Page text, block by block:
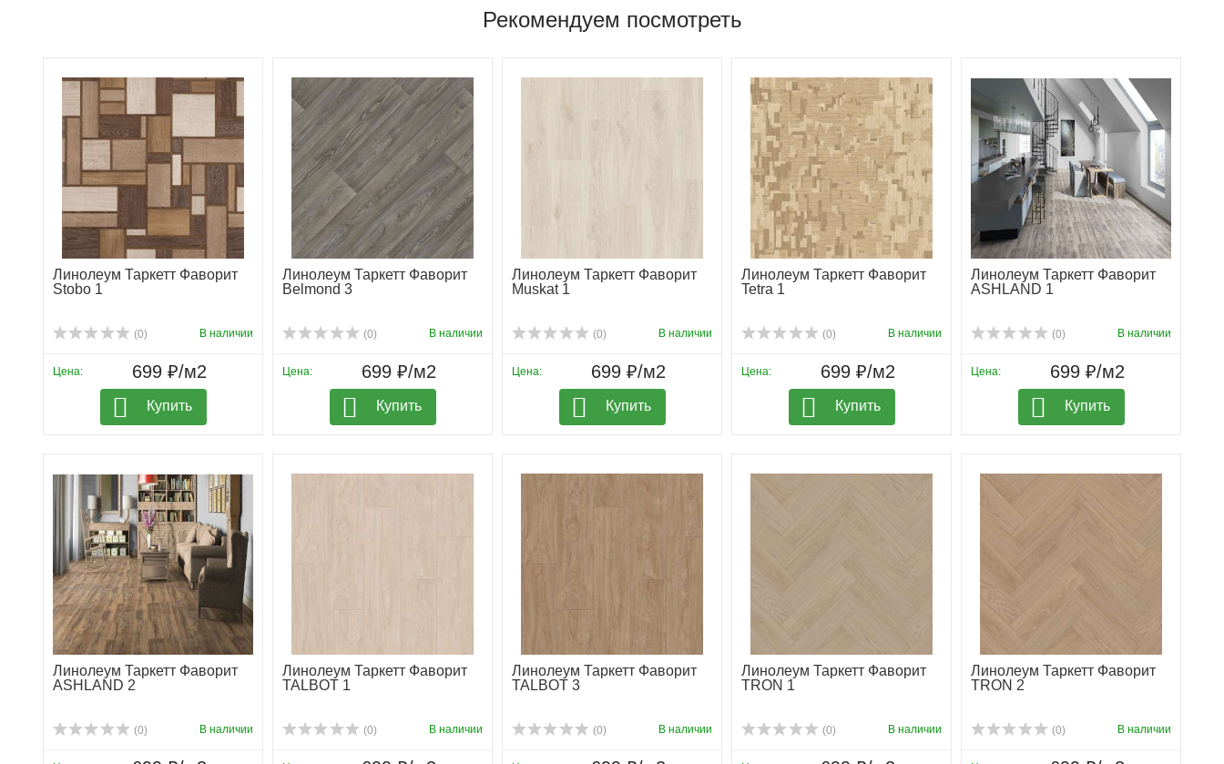
Рекомендуем посмотреть
Линолеум Таркетт Фаворит
Stobo 1
(0) В наличии
Цена: 699 ₽/м2
Купить
Линолеум Таркетт Фаворит
Belmond 3
(0) В наличии
Цена: 699 ₽/м2
Купить
Линолеум Таркетт Фаворит
Muskat 1
(0) В наличии
Цена: 699 ₽/м2
Купить
Линолеум Таркетт Фаворит
Tetra 1
(0) В наличии
Цена: 699 ₽/м2
Купить
Линолеум Таркетт Фаворит
ASHLAND 1
(0) В наличии
Цена: 699 ₽/м2
Купить
Линолеум Таркетт Фаворит
ASHLAND 2
(0) В наличии
Линолеум Таркетт Фаворит
TALBOT 1
(0) В наличии
Линолеум Таркетт Фаворит
TALBOT 3
(0) В наличии
Линолеум Таркетт Фаворит
TRON 1
(0) В наличии
Линолеум Таркетт Фаворит
TRON 2
(0) В наличии